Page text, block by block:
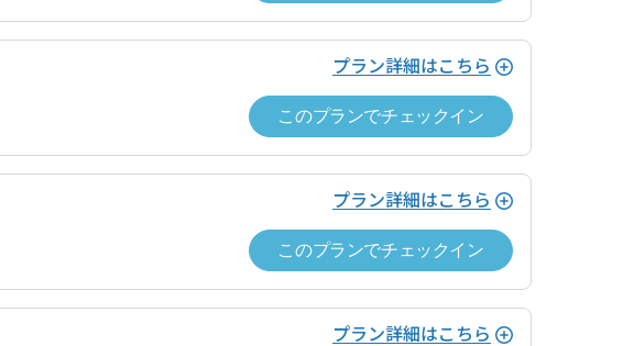
プラン詳細はこちら
このプランでチェックイン
プラン詳細はこちら
このプランでチェックイン
プラン詳細はこちら
【ポイント5%還元】利用額に応じてポイント還元プログラム
本サービスでスペースを利用し決済した方
対象期間 2025年2月17日（月）〜